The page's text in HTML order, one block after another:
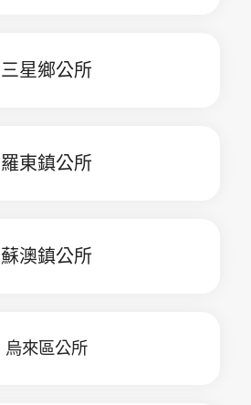
三星鄉公所
羅東鎮公所
蘇澳鎮公所
烏來區公所